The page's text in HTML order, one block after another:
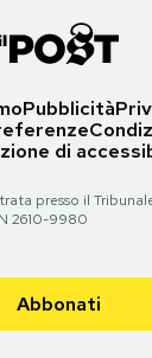
Pubblicità
di
presso il
2610-9980
Abbonati